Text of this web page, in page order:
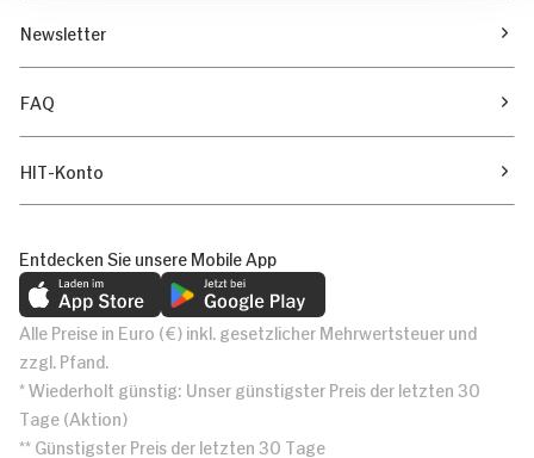
Newsletter
FAQ
HIT-Konto
Entdecken Sie unsere Mobile App
Alle Preise in Euro (€) inkl. gesetzlicher Mehrwertsteuer und
zzgl. Pfand.
* Wiederholt günstig: Unser günstigster Preis der letzten 30
Tage (Aktion)
** Günstigster Preis der letzten 30 Tage